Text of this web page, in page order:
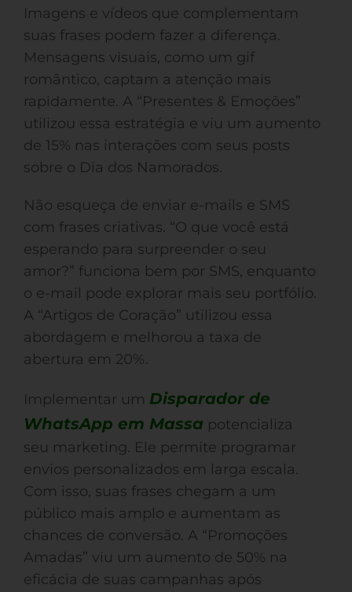
Imagens e vídeos que complementam
suas frases podem fazer a diferença.
Mensagens visuais, como um gif
romântico, captam a atenção mais
rapidamente. A “Presentes & Emoções”
utilizou essa estratégia e viu um aumento
de 15% nas interações com seus posts
sobre o Dia dos Namorados.
Não esqueça de enviar e-mails e SMS
com frases criativas. “O que você está
esperando para surpreender o seu
amor?” funciona bem por SMS, enquanto
o e-mail pode explorar mais seu portfólio.
A “Artigos de Coração” utilizou essa
abordagem e melhorou a taxa de
abertura em 20%.
Implementar um Disparador de
WhatsApp em Massa potencializa
seu marketing. Ele permite programar
envios personalizados em larga escala.
Com isso, suas frases chegam a um
público mais amplo e aumentam as
chances de conversão. A “Promoções
Amadas” viu um aumento de 50% na
eficácia de suas campanhas após